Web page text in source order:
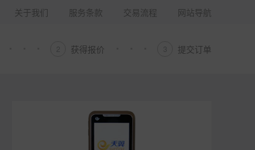
关于我们 服务条款 交易流程 网站导航
获得报价 提交订单